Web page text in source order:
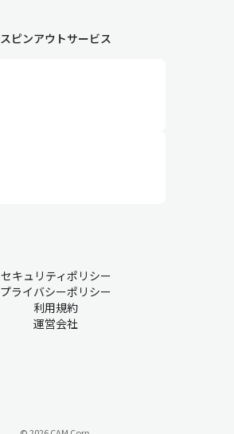
スピンアウトサービス
セキュリティポリシー
プライバシーポリシー
利用規約
運営会社